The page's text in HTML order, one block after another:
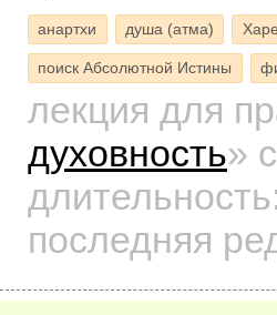
анартхи душа (атма)
поиск Абсолютной Истины
лекция для
духовность»
длительность:
последняя